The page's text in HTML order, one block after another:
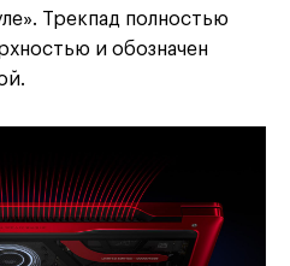
Трекпад полностью
и обозначен